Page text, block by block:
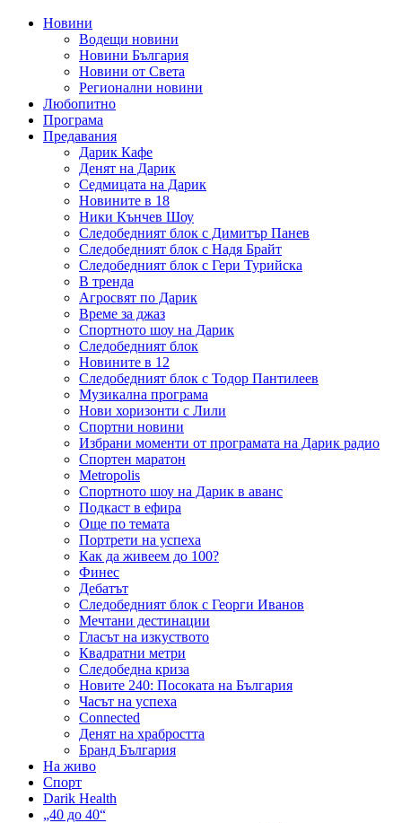
Новини
Водещи новини
Новини България
Новини от Света
Регионални новини
Любопитно
Програма
Предавания
Дарик Кафе
Денят на Дарик
Седмицата на Дарик
Новините в 18
Ники Кънчев Шоу
Следобедният блок с Димитър Панев
Следобедният блок с Надя Брайт
Следобедният блок с Гери Турийска
В тренда
Агросвят по Дарик
Време за джаз
Спортното шоу на Дарик
Следобедният блок
Новините в 12
Следобедният блок с Тодор Пантилеев
Музикална програма
Нови хоризонти с Лили
Спортни новини
Избрани моменти от програмата на Дарик радио
Спортен маратон
Metropolis
Спортното шоу на Дарик в аванс
Подкаст в ефира
Още по темата
Портрети на успеха
Как да живеем до 100?
Финес
Дебатът
Следобедният блок с Георги Иванов
Мечтани дестинации
Гласът на изкуството
Квадратни метри
Следобедна криза
Новите 240: Посоката на България
Часът на успеха
Connected
Денят на храбростта
Бранд България
На живо
Спорт
Darik Health
„40 до 40“